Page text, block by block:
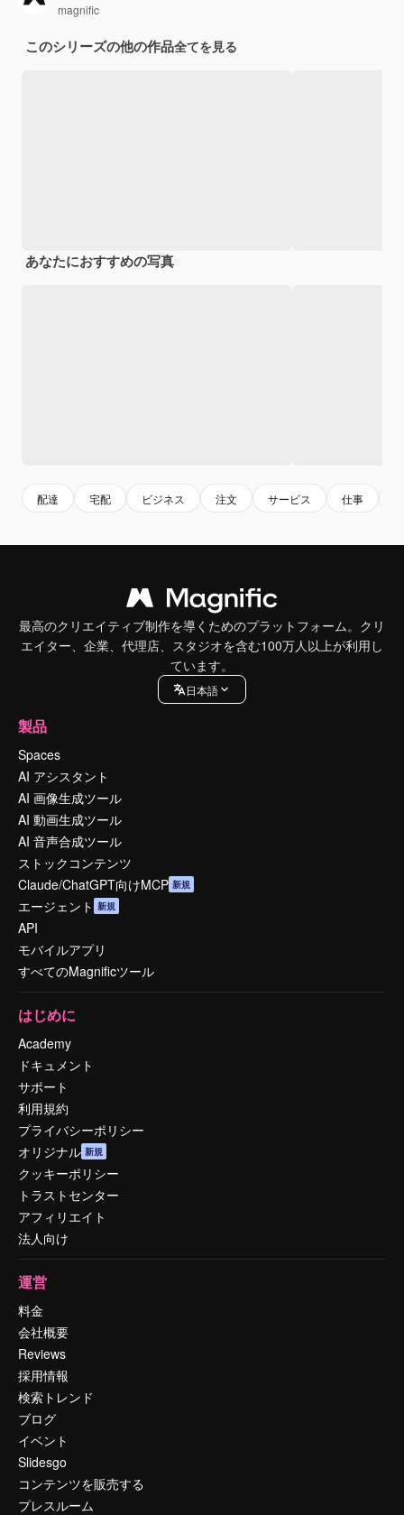
magnific
このシリーズの他の作品全てを見る
あなたにおすすめの写真
配達 宅配 ビジネス 注文 サービス 仕事
最高のクリエイティブ制作を導くためのプラットフォーム。クリ
エイター、企業、代理店、スタジオを含む100万人以上が利用し
ています。
日本語
製品
Spaces
AI アシスタント
AI 画像生成ツール
AI 動画生成ツール
AI 音声合成ツール
ストックコンテンツ
Claude/ChatGPT向けMCP 新規
エージェント 新規
API
モバイルアプリ
すべてのMagnificツール
はじめに
Academy
ドキュメント
サポート
利用規約
プライバシーポリシー
オリジナル 新規
クッキーポリシー
トラストセンター
アフィリエイト
法人向け
運営
料金
会社概要
Reviews
採用情報
検索トレンド
ブログ
イベント
Slidesgo
コンテンツを販売する
プレスルーム